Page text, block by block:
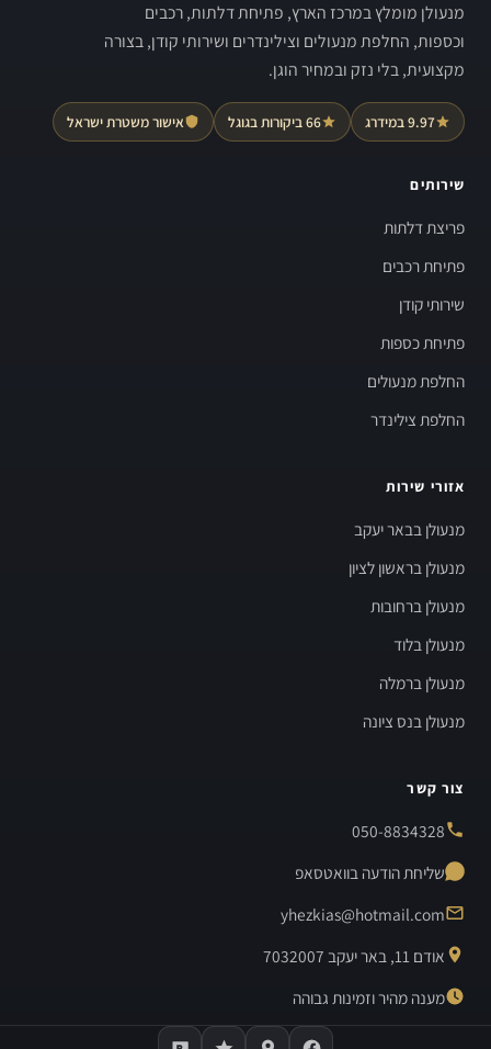
מנעולן מומלץ במרכז הארץ, פתיחת דלתות, רכבים
וכספות, החלפת מנעולים וצילינדרים ושירותי קודן, בצורה
מקצועית, בלי נזק ובמחיר הוגן.
9.97 במידרג 66 ביקורות בגוגל אישור משטרת ישראל
שירותים
פריצת דלתות
פתיחת רכבים
שירותי קודן
פתיחת כספות
החלפת מנעולים
החלפת צילינדר
אזורי שירות
מנעולן בבאר יעקב
מנעולן בראשון לציון
מנעולן ברחובות
מנעולן בלוד
מנעולן ברמלה
מנעולן בנס ציונה
צור קשר
050-8834328
שליחת הודעה בוואטסאפ
yhezkias@hotmail.com
אודם 11, באר יעקב 7032007
מענה מהיר וזמינות גבוהה